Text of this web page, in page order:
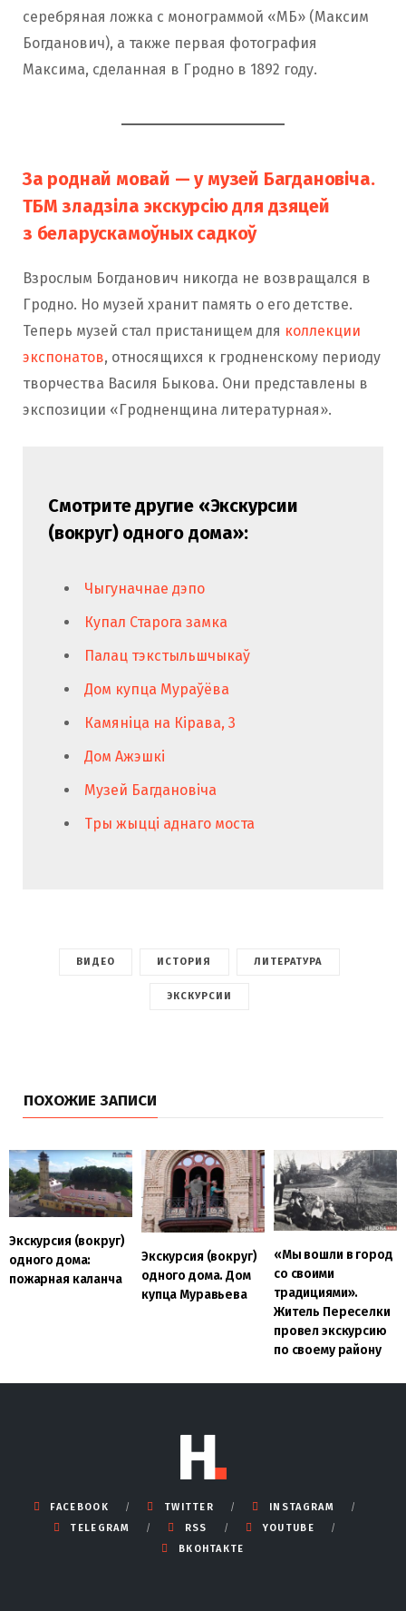
серебряная ложка с монограммой «МБ» (Максим
Богданович), а также первая фотография
Максима, сделанная в Гродно в 1892 году.
За роднай мовай — у музей Багдановіча.
ТБМ зладзіла экскурсію для дзяцей
з беларускамоўных садкоў
Взрослым Богданович никогда не возвращался в
Гродно. Но музей хранит память о его детстве.
Теперь музей стал пристанищем для коллекции
экспонатов, относящихся к гродненскому периоду
творчества Василя Быкова. Они представлены в
экспозиции «Гродненщина литературная».
Смотрите другие «Экскурсии
(вокруг) одного дома»:
Чыгуначнае дэпо
Купал Старога замка
Палац тэкстыльшчыкаў
Дом купца Мураўёва
Камяніца на Кірава, 3
Дом Ажэшкі
Музей Багдановіча
Тры жыцці аднаго моста
ВИДЕО ИСТОРИЯ ЛИТЕРАТУРА
ЭКСКУРСИИ
ПОХОЖИЕ ЗАПИСИ
Экскурсия (вокруг)
одного дома:
пожарная каланча
Экскурсия (вокруг)
одного дома. Дом
купца Муравьева
«Мы вошли в город
со своими
традициями».
Житель Переселки
провел экскурсию
по своему району
FACEBOOK TWITTER
INSTAGRAM
TELEGRAM
RSS
YOUTUBE
ВКОНТАКТЕ